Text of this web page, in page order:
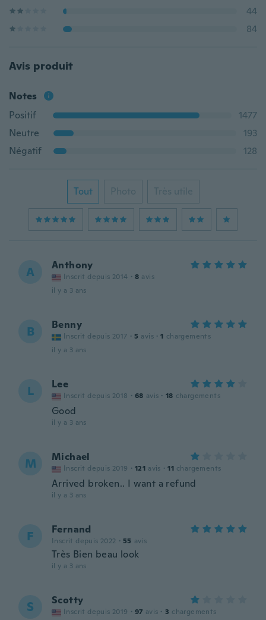
44
84
Avis produit
Notes
Positif
1477
Neutre
193
Négatif
128
Tout Photo Très utile
A Anthony
Inscrit depuis 2014 · 8 avis
il y a 3 ans
B Benny
Inscrit depuis 2017 · 5 avis · 1 chargements
il y a 3 ans
L Lee
Inscrit depuis 2018 · 68 avis · 18 chargements
Good
il y a 3 ans
M Michael
Inscrit depuis 2019 · 121 avis · 11 chargements
Arrived broken.. I want a refund
il y a 3 ans
F Fernand
Inscrit depuis 2022 · 55 avis
Très Bien beau look
il y a 3 ans
S Scotty
Inscrit depuis 2019 · 97 avis · 3 chargements